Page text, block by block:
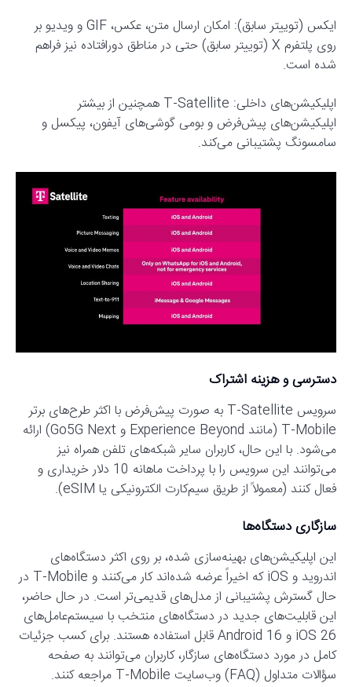
ایکس (توییتر سابق): امکان ارسال متن، عکس، GIF و ویدیو بر
روی پلتفرم X (توییتر سابق) حتی در مناطق دورافتاده نیز فراهم
شده است.
اپلیکیشن‌های داخلی: T-Satellite همچنین از بیشتر
اپلیکیشن‌های پیش‌فرض و بومی گوشی‌های آیفون، پیکسل و
سامسونگ پشتیبانی می‌کند.
دسترسی و هزینه اشتراک
سرویس T-Satellite به صورت پیش‌فرض با اکثر طرح‌های برتر
T-Mobile (مانند Experience Beyond و Go5G Next) ارائه
می‌شود. با این حال، کاربران سایر شبکه‌های تلفن همراه نیز
می‌توانند این سرویس را با پرداخت ماهانه 10 دلار خریداری و
فعال کنند (معمولاً از طریق سیم‌کارت الکترونیکی یا eSIM).
سازگاری دستگاه‌ها
این اپلیکیشن‌های بهینه‌سازی شده، بر روی اکثر دستگاه‌های
اندروید و iOS که اخیراً عرضه شده‌اند کار می‌کنند و T-Mobile در
حال گسترش پشتیبانی از مدل‌های قدیمی‌تر است. در حال حاضر،
این قابلیت‌های جدید در دستگاه‌های منتخب با سیستم‌عامل‌های
iOS 26 و Android 16 قابل استفاده هستند. برای کسب جزئیات
کامل در مورد دستگاه‌های سازگار، کاربران می‌توانند به صفحه
سؤالات متداول (FAQ) وب‌سایت T-Mobile مراجعه کنند.